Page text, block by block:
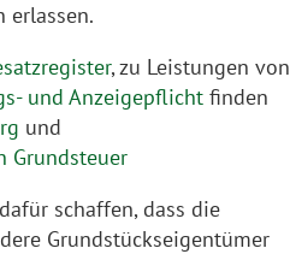
erlassen.
, zu Leistungen von
und Anzeigepflicht finden
und
Grundsteuer
schaffen, dass die
Grundstückseigentümer